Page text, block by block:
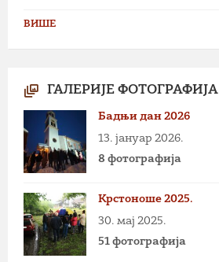
ВИШЕ
ГАЛЕРИЈЕ ФОТОГРАФИЈА
Бадњи дан 2026
13. јануар 2026.
8 фотографија
Крстоноше 2025.
30. мај 2025.
51 фотографија